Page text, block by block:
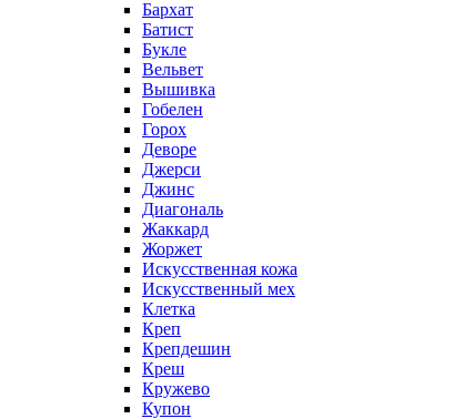
Бархат
Батист
Букле
Вельвет
Вышивка
Гобелен
Горох
Деворе
Джерси
Джинс
Диагональ
Жаккард
Жоржет
Искусственная кожа
Искусственный мех
Клетка
Креп
Крепдешин
Креш
Кружево
Купон